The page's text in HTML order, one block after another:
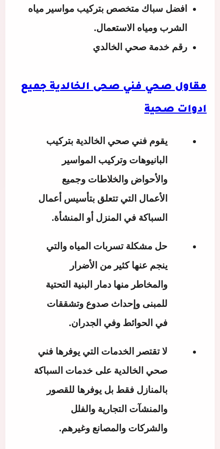
افضل سباك متخصص بتركيب مواسير مياه
الشرب ومياه الاستعمال.
رقم خدمة صحي الخالدي
مقاول صحي فني صحى الخالدية جميع
ادوات صحية
يقومفني صحي الخالدية بتركيب
البانيوهات وتركيب المواسير
والأحواض والخلاطات وجميع
الأعمال التي تتعلق بتأسيس أعمال
السباكة في المنزل أو المنشأة.
حل مشكلة تسربات المياه والتي
ينجم عنها كثير من الأضرار
والمخاطر منها دمار البنية التحتية
للمبنى وإحداث صدوع وتشققات
في الحوائط وفي الجدران.
لا تقتصر الخدمات التي يوفرهافني
صحي الخالدية على خدمات السباكة
بالمنازل فقط بل يوفرها للقصور
والمنشآت التجارية والفلل
والشركات والمصانع وغيرهم.